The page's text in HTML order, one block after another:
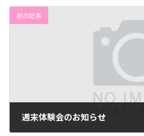
前の記事
週末体験会のお知らせ